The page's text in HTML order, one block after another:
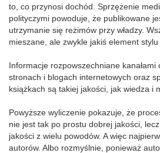
to, co przynosi dochód. Sprzężenie
polityczymi powoduje, że publikowane
utrzymanie się reżimów przy władzy.
mieszane, ale zwykle jakiś element stylu
Informacje rozpowszechniane kanałami
stronach i blogach internetowych oraz
książkach są takiej jakości, jak wiedza i
Powyższe wyliczenie pokazuje, że
nie jest tak po prostu dobrej jakości,
jakości z wielu powodów. A więc
autorów. Albo rozmyślnie, ponieważ